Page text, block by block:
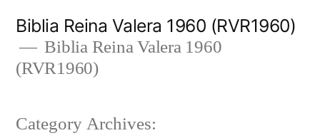
content
Biblia Reina Valera 1960 (RVR1960)
Biblia Reina Valera 1960
(RVR1960)
Category Archives: